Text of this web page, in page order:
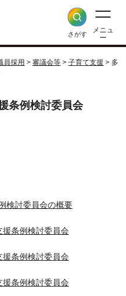
さがす
メニュ
ー
員採用 > 審議会等 > 子育て支援 > 多
条例検討委員会
検討委員会の概要
援条例検討委員会
援条例検討委員会
援条例検討委員会